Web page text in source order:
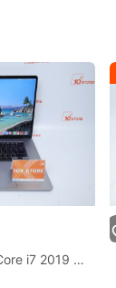
MacBook Pro 16" Core i7 2019 16.512GB